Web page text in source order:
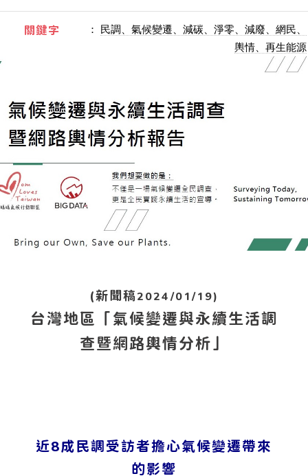
關鍵字 ： 民調、氣候變遷、減碳、淨零、減廢、網民、
輿情、再生能源
(新聞稿2024/01/19)
台灣地區「氣候變遷與永續生活調
查暨網路輿情分析」
近8成民調受訪者擔心氣候變遷帶來
的影響